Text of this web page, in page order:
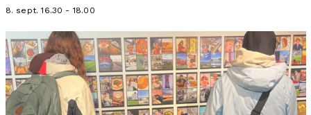
8. sept. 16.30 - 18.00